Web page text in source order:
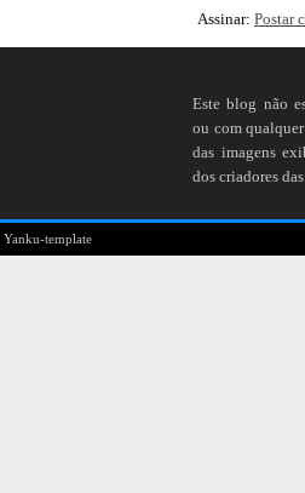
Assinar: Postar
Este blog não
ou com
das imagens
dos criadores
Yanku-template